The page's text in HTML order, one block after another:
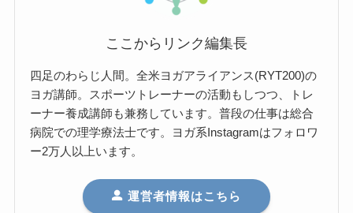
ここからリンク編集長
四足のわらじ人間。全米ヨガアライアンス(RYT200)の
ヨガ講師。スポーツトレーナーの活動もしつつ、トレ
ーナー養成講師も兼務しています。普段の仕事は総合
病院での理学療法士です。ヨガ系Instagramはフォロワ
ー2万人以上います。
運営者情報はこちら